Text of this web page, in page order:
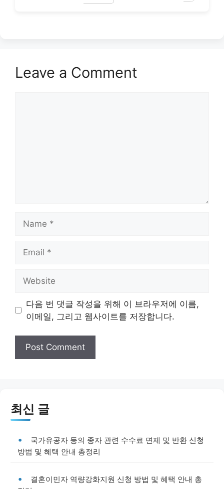
Leave a Comment
다음 번 댓글 작성을 위해 이 브라우저에 이름,
이메일, 그리고 웹사이트를 저장합니다.
최신 글
국가유공자 등의 종자 관련 수수료 면제 및 반환 신청
방법 및 혜택 안내 총정리
결혼이민자 역량강화지원 신청 방법 및 혜택 안내 총